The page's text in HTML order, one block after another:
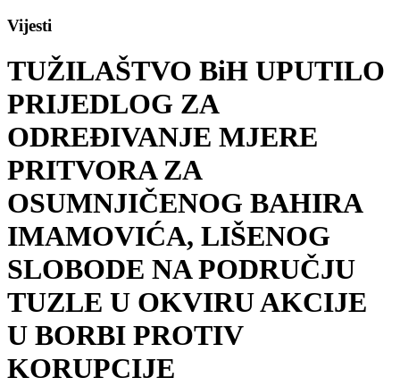
Vijesti
TUŽILAŠTVO BiH UPUTILO
PRIJEDLOG ZA
ODREĐIVANJE MJERE
PRITVORA ZA
OSUMNJIČENOG BAHIRA
IMAMOVIĆA, LIŠENOG
SLOBODE NA PODRUČJU
TUZLE U OKVIRU AKCIJE
U BORBI PROTIV
KORUPCIJE